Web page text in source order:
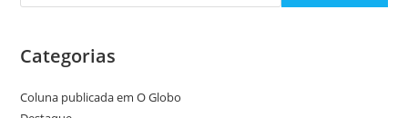
Categorias
Coluna publicada em O Globo